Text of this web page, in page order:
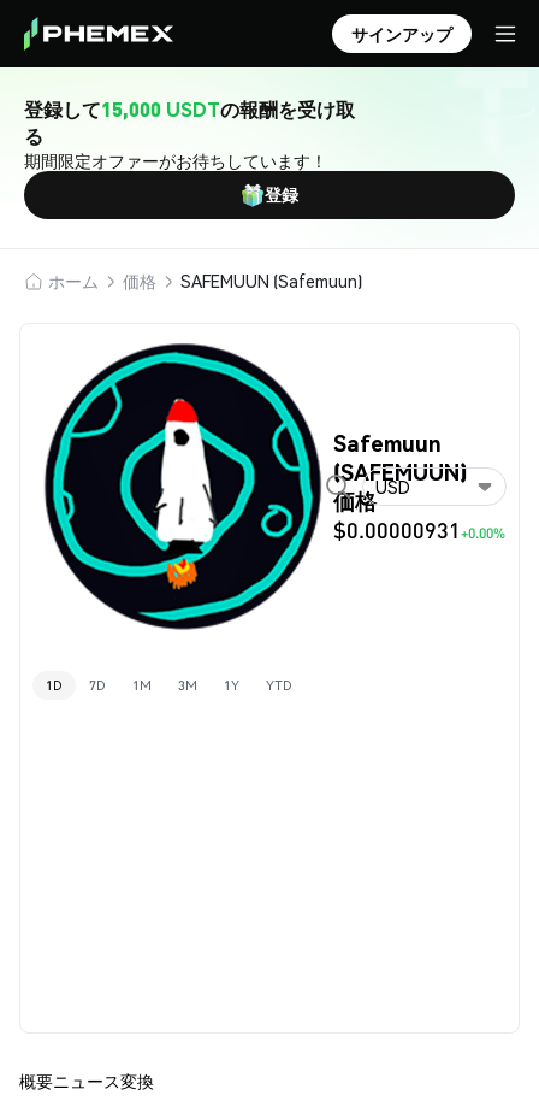
サインアップ
登録して15,000 USDTの報酬を受け取
る
期間限定オファーがお待ちしています！
登録
ホーム 価格 SAFEMUUN (Safemuun)
Safemuun
(SAFEMUUN)
価格
$0.00000931 +0.00%
USD
1D 7D 1M 3M 1Y YTD
概要ニュース変換